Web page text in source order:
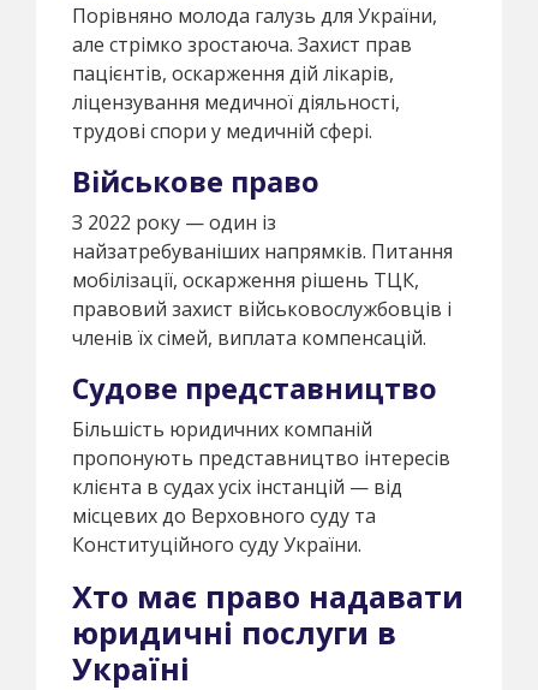
Порівняно молода галузь для України,
але стрімко зростаюча. Захист прав
пацієнтів, оскарження дій лікарів,
ліцензування медичної діяльності,
трудові спори у медичній сфері.
Військове право
З 2022 року — один із
найзатребуваніших напрямків. Питання
мобілізації, оскарження рішень ТЦК,
правовий захист військовослужбовців і
членів їх сімей, виплата компенсацій.
Судове представництво
Більшість юридичних компаній
пропонують представництво інтересів
клієнта в судах усіх інстанцій — від
місцевих до Верховного суду та
Конституційного суду України.
Хто має право надавати
юридичні послуги в
Україні